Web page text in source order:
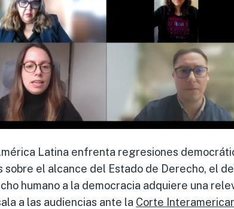
Latina enfrenta regresiones
sobre el alcance del Estado de Derecho, el
humano a la democracia adquiere una
a las audiencias ante la Corte